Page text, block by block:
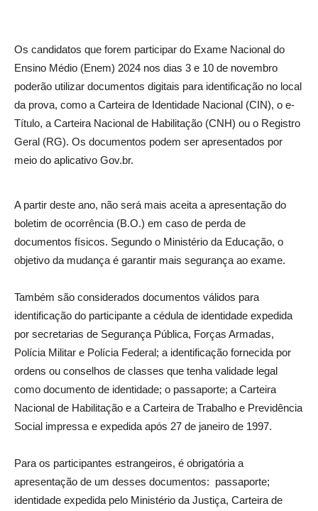
Os candidatos que forem participar do Exame Nacional do
Ensino Médio (Enem) 2024 nos dias 3 e 10 de novembro
poderão utilizar documentos digitais para identificação no local
da prova, como a Carteira de Identidade Nacional (CIN), o e-
Título, a Carteira Nacional de Habilitação (CNH) ou o Registro
Geral (RG). Os documentos podem ser apresentados por
meio do aplicativo Gov.br.
A partir deste ano, não será mais aceita a apresentação do
boletim de ocorrência (B.O.) em caso de perda de
documentos físicos. Segundo o Ministério da Educação, o
objetivo da mudança é garantir mais segurança ao exame.
Também são considerados documentos válidos para
identificação do participante a cédula de identidade expedida
por secretarias de Segurança Pública, Forças Armadas,
Polícia Militar e Polícia Federal; a identificação fornecida por
ordens ou conselhos de classes que tenha validade legal
como documento de identidade; o passaporte; a Carteira
Nacional de Habilitação e a Carteira de Trabalho e Previdência
Social impressa e expedida após 27 de janeiro de 1997.
Para os participantes estrangeiros, é obrigatória a
apresentação de um desses documentos: passaporte;
identidade expedida pelo Ministério da Justiça, Carteira de